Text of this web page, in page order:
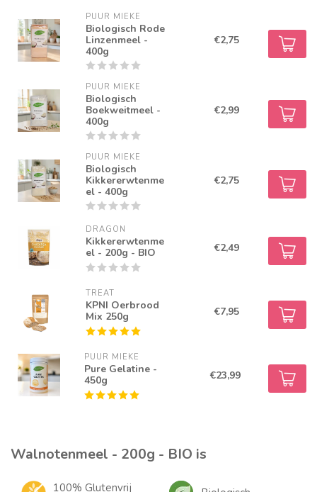
PUUR MIEKE
Biologisch Rode
Linzenmeel -
400g
€2,75
PUUR MIEKE
Biologisch
Boekweitmeel -
400g
€2,99
PUUR MIEKE
Biologisch
Kikkererwtenme
el - 400g
€2,75
DRAGON
Kikkererwtenme
el - 200g - BIO
€2,49
TREAT
KPNI Oerbrood
Mix 250g
€7,95
PUUR MIEKE
Pure Gelatine -
450g
€23,99
Walnotenmeel - 200g - BIO is
100% Glutenvrij